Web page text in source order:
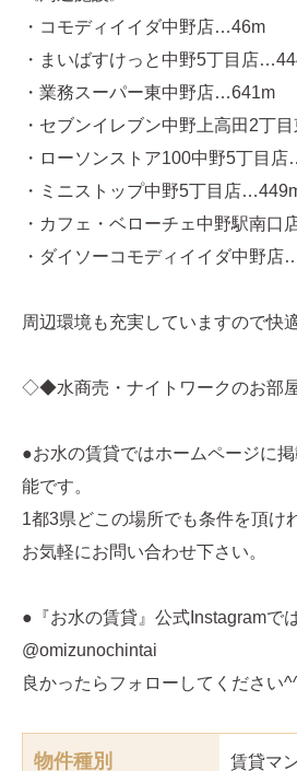
・コモディイイダ中野店…46m
・まいばすけっと中野5丁目店
・業務スーパー東中野店…641m
・セブンイレブン中野上高田2丁
・ローソンストア100中野5丁目
・ミニストップ中野5丁目店
・カフェ・ベローチェ中野駅南口
・ダイソーコモディイイダ中野店
周辺環境も充実していますので快
◇◆水商売・ナイトワークのお
●お水の賃貸ではホームページに
能です。
1都3県どこの場所でも条件を頂け
お気軽にお問い合わせ下さい。
●『お水の賃貸』公式Instagramで
@omizunochintai
良かったらフォローしてください
物件種別 賃貸マ